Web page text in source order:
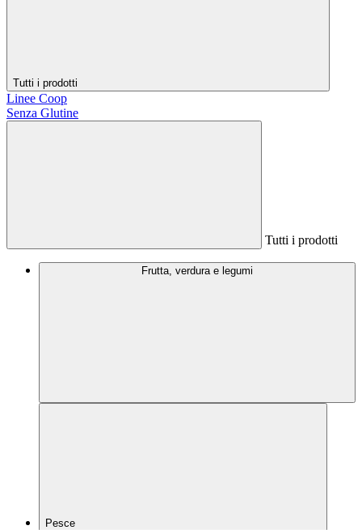
Tutti i prodotti
Linee Coop
Senza Glutine
Tutti i prodotti
Frutta, verdura e legumi
Pesce